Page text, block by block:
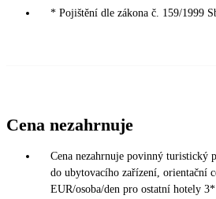
* Pojištění dle zákona č. 159/1999
Cena nezahrnuje
Cena nezahrnuje povinný turistický
do ubytovacího zařízení, orientační
EUR/osoba/den pro ostatní hotely